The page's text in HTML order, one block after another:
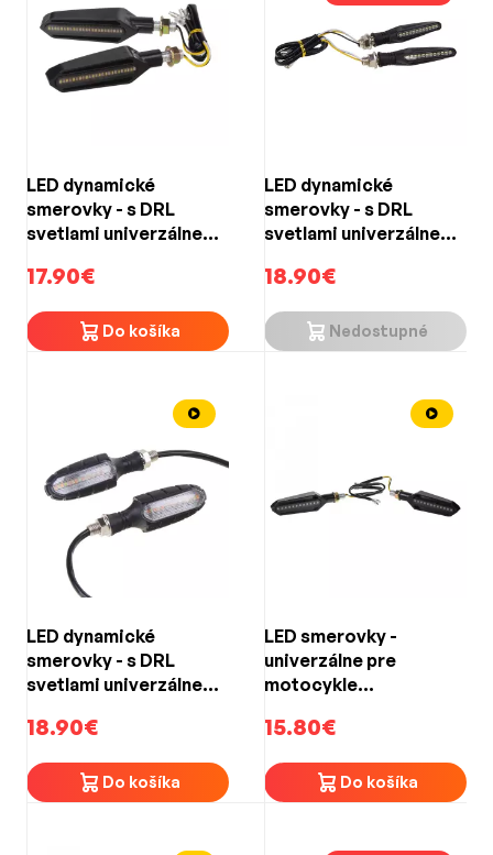
LED dynamické
smerovky - s DRL
svetlami univerzálne
(100x29x26mm)
17.90€
Do košíka
LED dynamické
smerovky - s DRL
svetlami univerzálne
(85x19x23mm)
18.90€
Nedostupné
LED dynamické
smerovky - s DRL
svetlami univerzálne
(83x30x30mm)
18.90€
Do košíka
LED smerovky -
univerzálne pre
motocykle
15.80€
Do košíka